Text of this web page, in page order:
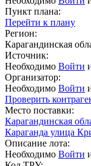
Пункт плана:
Перейти к плану
Регион:
Карагандинская
Источник:
Необходимо Войти
Организатор:
Необходимо Войти
Проверить
Место поставки:
Карагандинская
Караганда улица
Описание лота:
Необходимо Войти